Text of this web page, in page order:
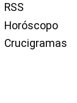
RSS
Horóscopo
Crucigramas